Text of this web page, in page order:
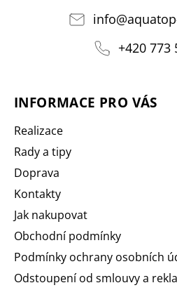
info@
+420 773
INFORMACE PRO VÁS
Realizace
Rady a tipy
Doprava
Kontakty
Jak nakupovat
Obchodní podmínky
Podmínky ochrany osobních
Odstoupení od smlouvy a